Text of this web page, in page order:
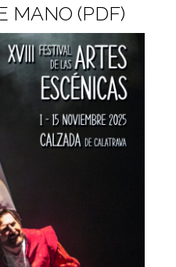
MANO (PDF)